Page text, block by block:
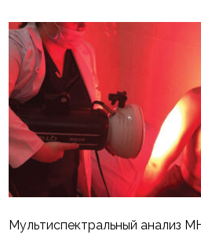
Мультиспектральный анализ